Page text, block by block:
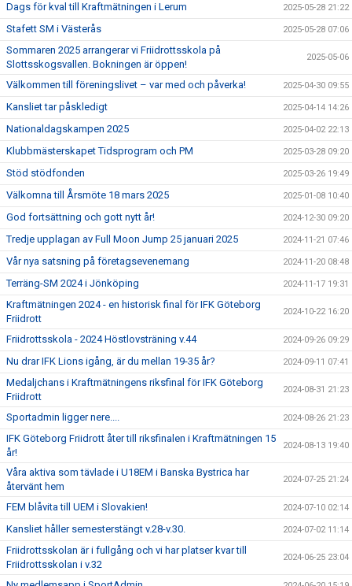
Dags för kval till Kraftmätningen i Lerum 2025-05-28 21:22
Stafett SM i Västerås 2025-05-28 07:06
Sommaren 2025 arrangerar vi Friidrottsskola på
Slottsskogsvallen. Bokningen är öppen!
2025-05-06
Välkommen till föreningslivet – var med och påverka! 2025-04-30 09:55
Kansliet tar påskledigt 2025-04-14 14:26
Nationaldagskampen 2025 2025-04-02 22:13
Klubbmästerskapet Tidsprogram och PM 2025-03-28 09:20
Stöd stödfonden 2025-03-26 19:49
Välkomna till Årsmöte 18 mars 2025 2025-01-08 10:40
God fortsättning och gott nytt år! 2024-12-30 09:20
Tredje upplagan av Full Moon Jump 25 januari 2025 2024-11-21 07:46
Vår nya satsning på företagsevenemang 2024-11-20 08:48
Terräng-SM 2024 i Jönköping 2024-11-17 19:31
Kraftmätningen 2024 - en historisk final för IFK Göteborg
Friidrott
2024-10-22 16:20
Friidrottsskola - 2024 Höstlovsträning v.44 2024-09-26 09:29
Nu drar IFK Lions igång, är du mellan 19-35 år? 2024-09-11 07:41
Medaljchans i Kraftmätningens riksfinal för IFK Göteborg
Friidrott
2024-08-31 21:23
Sportadmin ligger nere.... 2024-08-26 21:23
IFK Göteborg Friidrott åter till riksfinalen i Kraftmätningen 15
år!
2024-08-13 19:40
Våra aktiva som tävlade i U18EM i Banska Bystrica har
återvänt hem
2024-07-25 21:24
FEM blåvita till UEM i Slovakien! 2024-07-10 02:14
Kansliet håller semesterstängt v.28-v.30. 2024-07-02 11:14
Friidrottsskolan är i fullgång och vi har platser kvar till
Friidrottsskolan i v.32
2024-06-25 23:04